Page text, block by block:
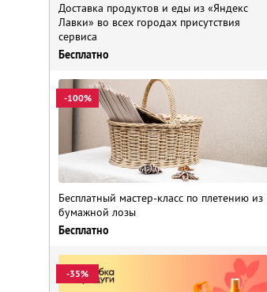
Доставка продуктов и еды из «Яндекс
Лавки» во всех городах присутствия
сервиса
Бесплатно
-100%
Бесплатный мастер-класс по плетению из
бумажной лозы
Бесплатно
-35%